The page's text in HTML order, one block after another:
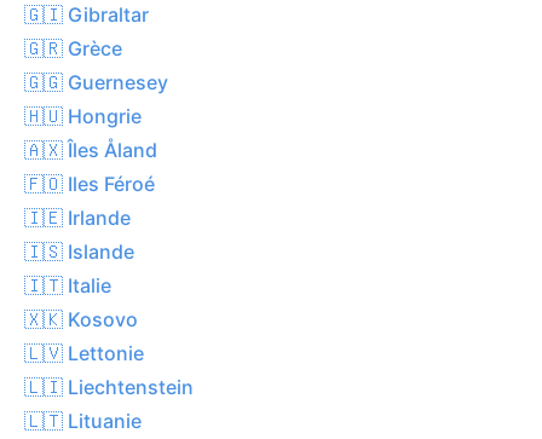
🇬🇮 Gibraltar
🇬🇷 Grèce
🇬🇬 Guernesey
🇭🇺 Hongrie
🇦🇽 Îles Åland
🇫🇴 Iles Féroé
🇮🇪 Irlande
🇮🇸 Islande
🇮🇹 Italie
🇽🇰 Kosovo
🇱🇻 Lettonie
🇱🇮 Liechtenstein
🇱🇹 Lituanie